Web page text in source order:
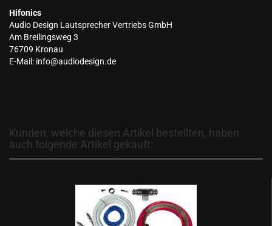
Hifonics
Audio Design Lautsprecher Vertriebs GmbH
Am Breilingsweg 3
76709 Kronau
E-Mail: info@audiodesign.de
Kunden, welche diesen Artikel bestellten, haben
auch folgende Artikel gekauft: